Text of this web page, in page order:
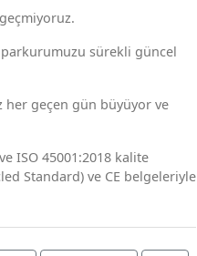
sürekli güncel
her geçen gün büyüyor ve
ISO 45001:2018 kalite
Standard) ve CE belgeleriyle